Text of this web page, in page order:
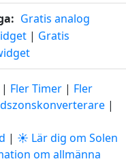
Gratis analog
| Gratis
| Fler Timer | Fler
|
| ☀️ Lär dig om Solen
om allmänna